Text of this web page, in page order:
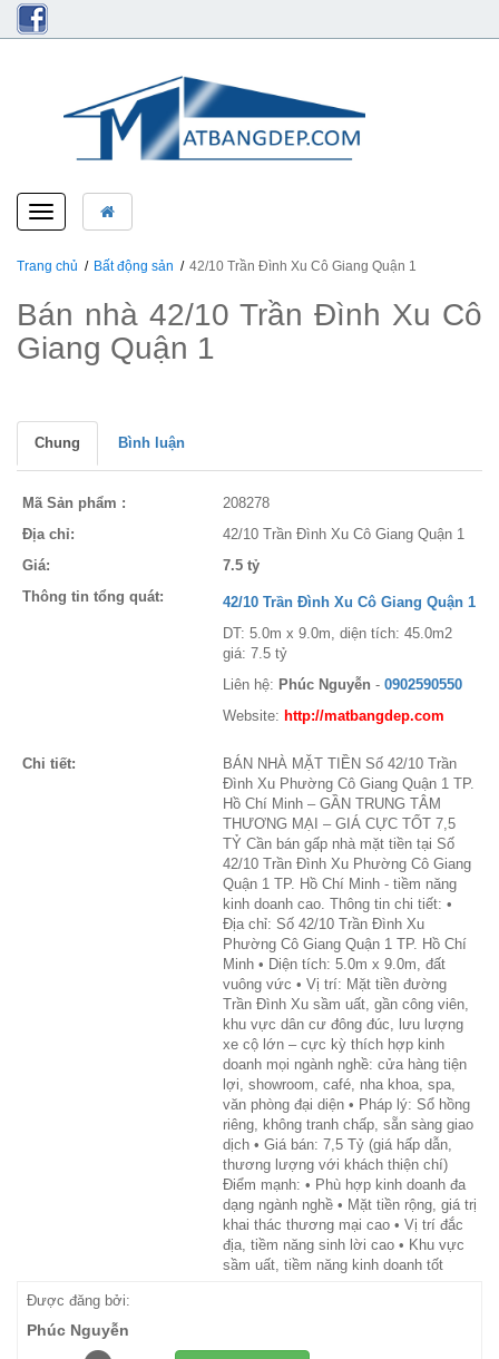
Toggle
navigation
Trang chủ Bất động sản 42/10 Trần Đình Xu Cô Giang Quận 1
Bán nhà 42/10 Trần Đình Xu Cô
Giang Quận 1
Chung Bình luận
Mã Sản phẩm :
208278
Địa chỉ:
42/10 Trần Đình Xu Cô Giang Quận 1
Giá:
7.5 tỷ
Thông tin tổng quát:
42/10 Trần Đình Xu Cô Giang Quận 1
DT: 5.0m x 9.0m, diện tích: 45.0m2
giá: 7.5 tỷ
Liên hệ: Phúc Nguyễn - 0902590550
Website: http://matbangdep.com
Chi tiết:
BÁN NHÀ MẶT TIỀN Số 42/10 Trần
Đình Xu Phường Cô Giang Quận 1 TP.
Hồ Chí Minh – GẦN TRUNG TÂM
THƯƠNG MẠI – GIÁ CỰC TỐT 7,5
TỶ Cần bán gấp nhà mặt tiền tại Số
42/10 Trần Đình Xu Phường Cô Giang
Quận 1 TP. Hồ Chí Minh - tiềm năng
kinh doanh cao. Thông tin chi tiết: •
Địa chỉ: Số 42/10 Trần Đình Xu
Phường Cô Giang Quận 1 TP. Hồ Chí
Minh • Diện tích: 5.0m x 9.0m, đất
vuông vức • Vị trí: Mặt tiền đường
Trần Đình Xu sầm uất, gần công viên,
khu vực dân cư đông đúc, lưu lượng
xe cộ lớn – cực kỳ thích hợp kinh
doanh mọi ngành nghề: cửa hàng tiện
lợi, showroom, café, nha khoa, spa,
văn phòng đại diện • Pháp lý: Sổ hồng
riêng, không tranh chấp, sẵn sàng giao
dịch • Giá bán: 7,5 Tỷ (giá hấp dẫn,
thương lượng với khách thiện chí)
Điểm mạnh: • Phù hợp kinh doanh đa
dạng ngành nghề • Mặt tiền rộng, giá trị
khai thác thương mại cao • Vị trí đắc
địa, tiềm năng sinh lời cao • Khu vực
sầm uất, tiềm năng kinh doanh tốt
Được đăng bởi:
Phúc Nguyễn